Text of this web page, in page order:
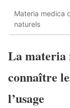
Materia medica
naturels
La materia
connaître
l’usage